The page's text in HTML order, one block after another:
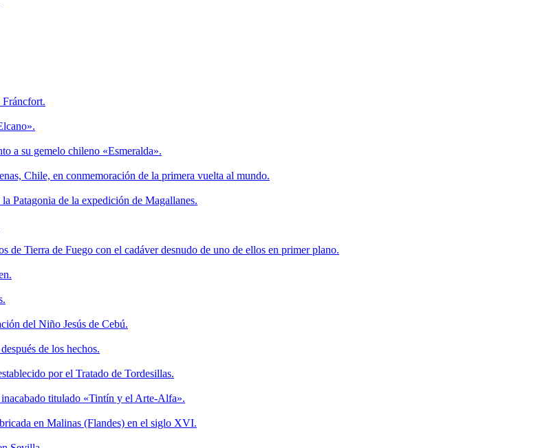
Fráncfort.
a su gemelo chileno «Esmeralda».
Chile, en conmemoración de la primera vuelta al mundo.
Patagonia de la expedición de Magallanes.
de Tierra de Fuego con el cadáver desnudo de uno de ellos en primer plano.
del Niño Jesús de Cebú.
de los hechos.
por el Tratado de Tordesillas.
titulado «Tintín y el Arte-Alfa».
en Malinas (Flandes) en el siglo XVI.